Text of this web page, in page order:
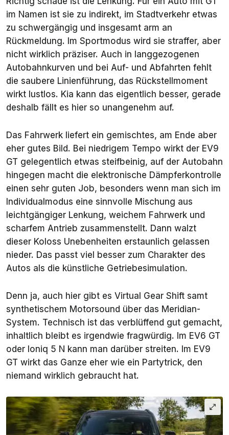
im Namen ist sie zu indirekt, im Stadtverkehr etwas
zu schwergängig und insgesamt arm an
Rückmeldung. Im Sportmodus wird sie straffer, aber
nicht wirklich präziser. Auch in langgezogenen
Autobahnkurven und bei Auf- und Abfahrten fehlt
die saubere Linienführung, das Rückstellmoment
wirkt lustlos. Kia kann das eigentlich besser, gerade
deshalb fällt es hier so unangenehm auf.
Das Fahrwerk liefert ein gemischtes, am Ende aber
eher gutes Bild. Bei niedrigem Tempo wirkt der EV9
GT gelegentlich etwas steifbeinig, auf der Autobahn
hingegen macht die elektronische Dämpferkontrolle
einen sehr guten Job, besonders wenn man sich im
Individualmodus eine sinnvolle Mischung aus
leichtgängiger Lenkung, weichem Fahrwerk und
scharfem Antrieb zusammenstellt. Dann walzt
dieser Koloss Unebenheiten erstaunlich gelassen
nieder. Das passt viel besser zum Charakter des
Autos als die künstliche Getriebesimulation.
Denn ja, auch hier gibt es Virtual Gear Shift samt
synthetischem Motorsound über das Meridian-
System. Technisch ist das verblüffend gut gemacht,
inhaltlich bleibt es irgendwie fragwürdig. Im EV6 GT
oder Ioniq 5 N kann man darüber streiten. Im EV9
GT wirkt das Ganze eher wie ein Partytrick, den
niemand wirklich gebraucht hat.